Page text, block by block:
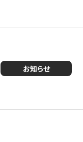
お知らせ